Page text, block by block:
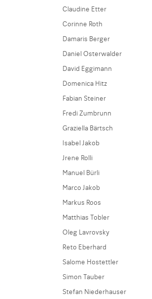
Claudine Etter
Corinne Roth
Damaris Berger
Daniel Osterwalder
David Eggimann
Domenica Hitz
Fabian Steiner
Fredi Zumbrunn
Graziella Bärtsch
Isabel Jakob
Jrene Rolli
Manuel Bürli
Marco Jakob
Markus Roos
Matthias Tobler
Oleg Lavrovsky
Reto Eberhard
Salome Hostettler
Simon Tauber
Stefan Niederhauser